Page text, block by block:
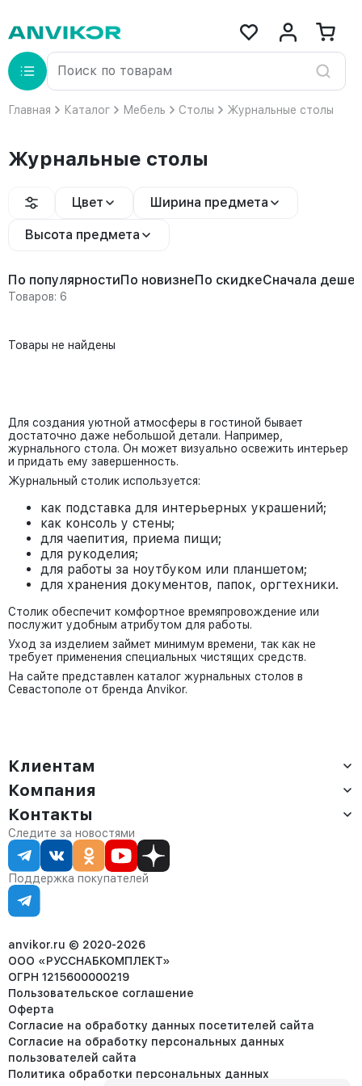
Главная Каталог Мебель Столы Журнальные столы
Журнальные столы
Цвет Ширина предмета
Высота предмета
По популярностиПо новизнеПо скидкеСначала
Товаров: 6
Товары не найдены
Для создания уютной атмосферы в гостиной бывает
достаточно даже небольшой детали. Например,
журнального стола. Он может визуально освежить интерьер
и придать ему завершенность.
Журнальный столик используется:
как подставка для интерьерных украшений;
как консоль у стены;
для чаепития, приема пищи;
для рукоделия;
для работы за ноутбуком или планшетом;
для хранения документов, папок, оргтехники.
Столик обеспечит комфортное времяпровождение или
послужит удобным атрибутом для работы.
Уход за изделием займет минимум времени, так как не
требует применения специальных чистящих средств.
На сайте представлен каталог журнальных столов в
Севастополе от бренда Anvikor.
Клиентам
Доставка
Оплата
Сервис
Статус заказа
Статьи
Компания
О компании
Контакты
Партнёрам
Контакты
Отдел продаж:
8 (800) 234-22-62
corp@anvikor.ru
Ежедневно, с 7:00-19:00 (МСК)
Отдел рекламации:
8 (953) 455-25-61
Следите за новостями
Поддержка покупателей
anvikor.ru © 2020-2026
ООО «РУССНАБКОМПЛЕКТ»
ОГРН 1215600000219
Пользовательское соглашение
Оферта
Согласие на обработку данных посетителей сайта
Согласие на обработку персональных данных
пользователей сайта
Политика обработки персональных данных